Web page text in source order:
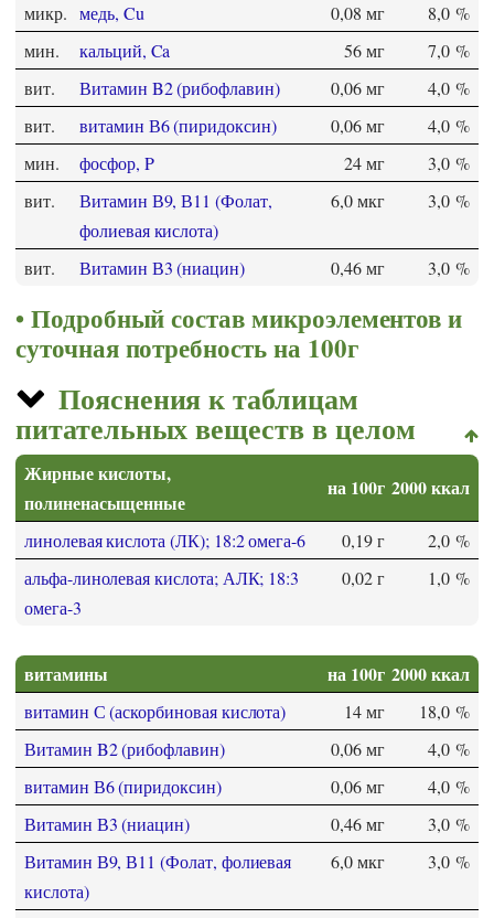
микр. медь, Cu 0,08 мг
8,0 %
мин.
кальций, Ca 56 мг
7,0 %
вит.
Витамин B2 (рибофлавин) 0,06 мг
4,0 %
вит.
витамин В6 (пиридоксин) 0,06 мг
4,0 %
мин.
фосфор, P 24 мг
3,0 %
вит.
Витамин В9, В11 (Фолат,
фолиевая кислота)
6,0 мкг 3,0 %
вит. Витамин В3 (ниацин) 0,46 мг 3,0 %
Подробный состав микроэлементов и
суточная потребность на 100г
Пояснения к таблицам
питательных веществ в целом
Жирные кислоты,
полиненасыщенные
на 100г 2000 ккал
линолевая кислота (ЛК); 18:2 омега-6 0,19 г
2,0 %
альфа-линолевая кислота; АЛК; 18:3
омега-3
0,02 г 1,0 %
витамины на 100г 2000 ккал
витамин С (аскорбиновая кислота) 14 мг
18,0 %
Витамин B2 (рибофлавин)
0,06 мг
4,0 %
витамин В6 (пиридоксин)
0,06 мг
4,0 %
Витамин В3 (ниацин)
0,46 мг
3,0 %
Витамин В9, В11 (Фолат, фолиевая
кислота)
6,0 мкг 3,0 %